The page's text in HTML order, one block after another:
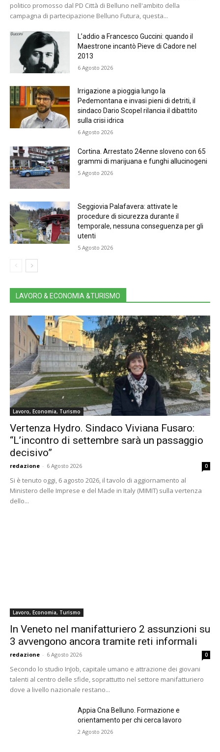
politico promosso dal PD Città di Belluno nell'ambito della
campagna di partecipazione Belluno Futura, questa...
L’addio a Francesco Guccini: quando il
Maestrone incantò Pieve di Cadore nel
2013
6 Agosto 2026
Irrigazione a pioggia lungo la
Pedemontana e invasi pieni di detriti, il
sindaco Dario Scopel rilancia il dibattito
sulla crisi idrica
6 Agosto 2026
Cortina. Arrestato 24enne sloveno con 65
grammi di marijuana e funghi allucinogeni
5 Agosto 2026
Seggiovia Palafavera: attivate le
procedure di sicurezza durante il
temporale, nessuna conseguenza per gli
utenti
5 Agosto 2026
LAVORO & ECONOMIA &TURISMO
Lavoro, Economia, Turismo
Vertenza Hydro. Sindaco Viviana Fusaro:
“L’incontro di settembre sarà un passaggio
decisivo”
redazione - 6 Agosto 2026 0
Si è tenuto oggi, 6 agosto 2026, il tavolo di aggiornamento al
Ministero delle Imprese e del Made in Italy (MIMIT) sulla vertenza
dello...
Lavoro, Economia, Turismo
In Veneto nel manifatturiero 2 assunzioni su
3 avvengono ancora tramite reti informali
redazione - 6 Agosto 2026 0
Secondo lo studio InJob, capitale umano e attrazione dei giovani
talenti al centro delle sfide, soprattutto nel settore manifatturiero
dove a livello nazionale restano...
Appia Cna Belluno. Formazione e
orientamento per chi cerca lavoro
2 Agosto 2026